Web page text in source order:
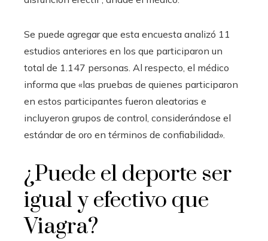
Se puede agregar que esta encuesta analizó 11
estudios anteriores en los que participaron un
total de 1.147 personas. Al respecto, el médico
informa que «las pruebas de quienes participaron
en estos participantes fueron aleatorias e
incluyeron grupos de control, considerándose el
estándar de oro en términos de confiabilidad».
¿Puede el deporte ser
igual y efectivo que
Viagra?